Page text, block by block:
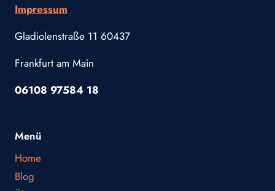
Impressum
Gladiolenstraße 11 60437
Frankfurt am Main
06108 97584 18
Menü
Home
Blog